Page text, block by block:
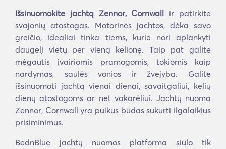
Išsinuomokite jachtą Zennor, Cornwall ir patirkite
svajonių atostogas. Motorinės jachtos, dėka savo
greičio, idealiai tinka tiems, kurie nori aplankyti
daugelį vietų per vieną kelionę. Taip pat galite
mėgautis įvairiomis pramogomis, tokiomis kaip
nardymas, saulės vonios ir žvejyba. Galite
išsinuomoti jachtą vienai dienai, savaitgaliui, kelių
dienų atostogoms ar net vakarėliui. Jachtų nuoma
Zennor, Cornwall yra puikus būdas sukurti ilgalaikius
prisiminimus.
BednBlue jachtų nuomos platforma siūlo tik